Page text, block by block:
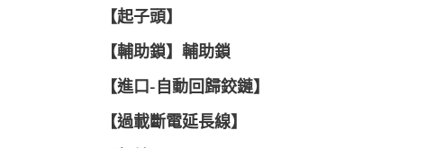
【起子頭】
【輔助鎖】輔助鎖
【進口-自動回歸鉸鏈】
【過載斷電延長線】